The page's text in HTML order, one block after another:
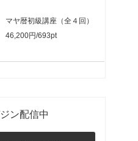
マヤ暦初級講座（全４回）
46,200円/693pt
ン配信中